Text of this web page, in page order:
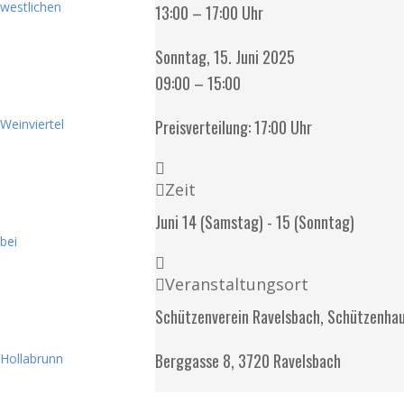
13:00 – 17:00 Uhr
Sonntag, 15. Juni 2025
09:00 – 15:00
Preisverteilung: 17:00 Uhr
Zeit
Juni 14 (Samstag) - 15 (Sonntag)
Veranstaltungsort
Schützenverein Ravelsbach,
Berggasse 8, 3720 Ravelsbach